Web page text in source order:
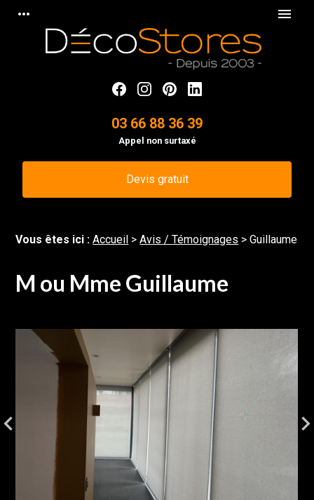
more_horiz menu
03 66 88 36 39
Appel non surtaxé
Devis gratuit
Vous êtes ici :Accueil >Avis / Témoignages >Guillaume
M ou Mme Guillaume